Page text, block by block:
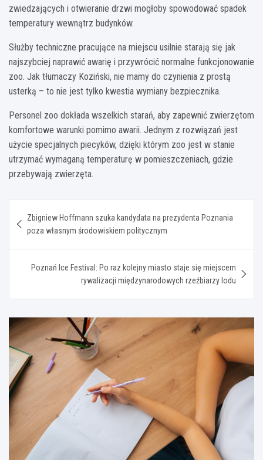
zwiedzających i otwieranie drzwi mogłoby spowodować spadek
temperatury wewnątrz budynków.
Służby techniczne pracujące na miejscu usilnie starają się jak
najszybciej naprawić awarię i przywrócić normalne funkcjonowanie
zoo. Jak tłumaczy Koziński, nie mamy do czynienia z prostą
usterką – to nie jest tylko kwestia wymiany bezpiecznika.
Personel zoo dokłada wszelkich starań, aby zapewnić zwierzętom
komfortowe warunki pomimo awarii. Jednym z rozwiązań jest
użycie specjalnych piecyków, dzięki którym zoo jest w stanie
utrzymać wymaganą temperaturę w pomieszczeniach, gdzie
przebywają zwierzęta.
wpisu
Zbigniew Hoffmann szuka kandydata na prezydenta Poznania
poza własnym środowiskiem politycznym
Poznań Ice Festival: Po raz kolejny miasto staje się miejscem
rywalizacji międzynarodowych rzeźbiarzy lodu